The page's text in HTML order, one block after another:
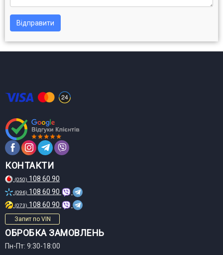
Відправити
КОНТАКТИ
(050) 108 60 90
(096) 108 60 90
(073) 108 60 90
Запит по VIN
ОБРОБКА ЗАМОВЛЕНЬ
Пн-Пт: 9:30-18:00